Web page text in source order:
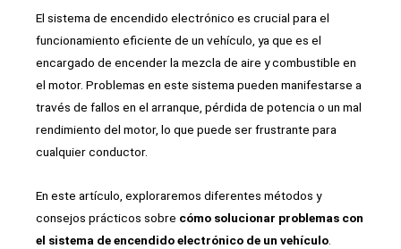
El sistema de encendido electrónico es crucial para el
funcionamiento eficiente de un vehículo, ya que es el
encargado de encender la mezcla de aire y combustible en
el motor. Problemas en este sistema pueden manifestarse a
través de fallos en el arranque, pérdida de potencia o un mal
rendimiento del motor, lo que puede ser frustrante para
cualquier conductor.
En este artículo, exploraremos diferentes métodos y
consejos prácticos sobre cómo solucionar problemas con
el sistema de encendido electrónico de un vehículo.